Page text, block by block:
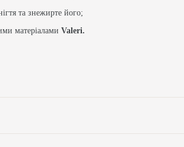
та знежирте його;
матеріалами Valeri.